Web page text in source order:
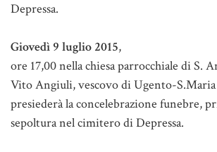
Depressa.
Giovedì 9 luglio 2015,
ore 17,00 nella chiesa parrocchiale di S.
Vito Angiuli, vescovo di Ugento-S.Maria
presiederà la concelebrazione funebre,
sepoltura nel cimitero di Depressa.